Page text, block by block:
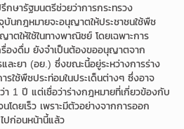
กษารัฐมนตรีช่วยว่าการกระทรวง
นกฎหมายจะอนุญาตให้ประชาชนใช้พืช
าตให้ใช้ในทางพาณิชย์ โดยเฉพาะการ
องดื่ม ยังจำเป็นต้องขออนุญาตจาก
ละยา (อย.) ซึ่งขณะนี้อยู่ระหว่างการร่าง
ใช้พืชประท่อมในประเด็นต่างๆ ซึ่งอาจ
า 1 ปี แต่เชื่อว่าร่างกฎหมายที่เกี่ยวข้องกับ
โดยเร็ว เพราะมีตัวอย่างจากการออก
ก่อนหน้านี้แล้ว